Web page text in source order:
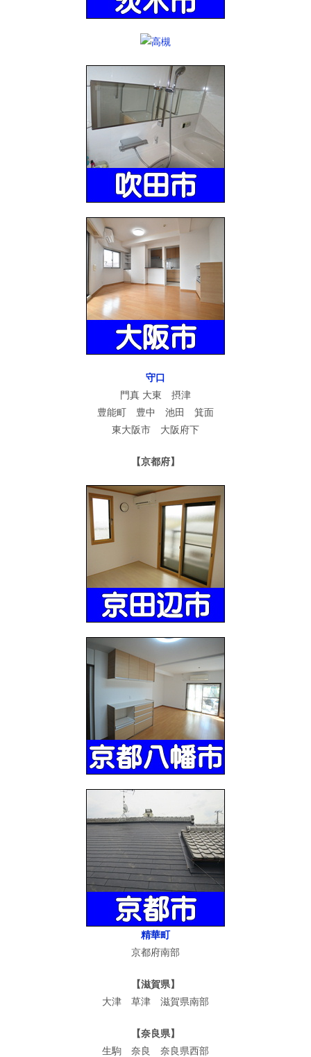
守口
門真 大東 摂津
豊能町 豊中 池田 箕面
東大阪市 大阪府下
【京都府】
精華町
京都府南部
【滋賀県】
大津 草津 滋賀県南部
【奈良県】
生駒 奈良 奈良県西部